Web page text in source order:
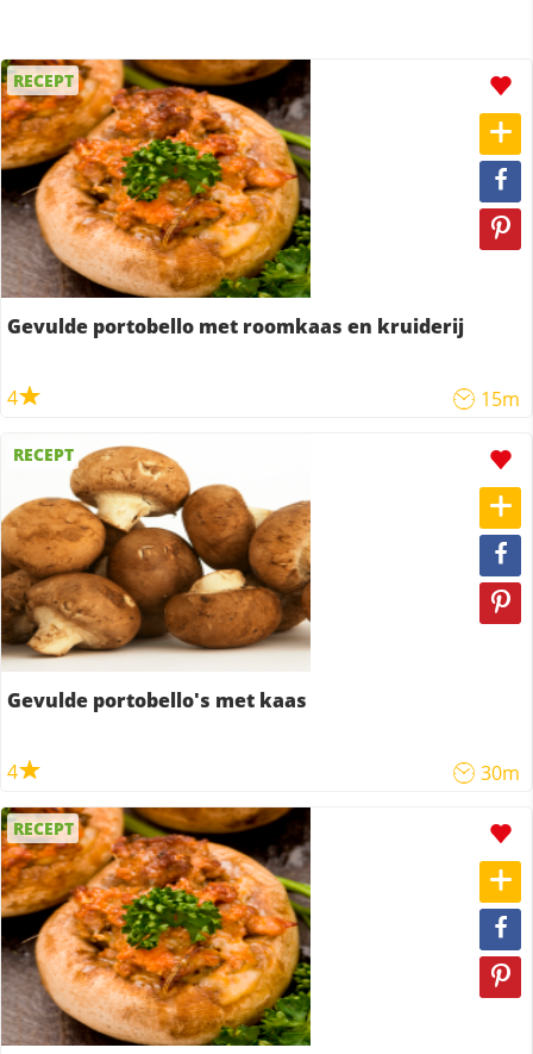
RECEPT
Gevulde portobello met roomkaas en kruiderij
4 15m
RECEPT
Gevulde portobello's met kaas
4 30m
RECEPT